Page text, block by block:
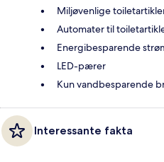
Miljøvenlige
Automater til
Energibesparende
LED-pærer
Kun vandbesparende
Interessante fakta